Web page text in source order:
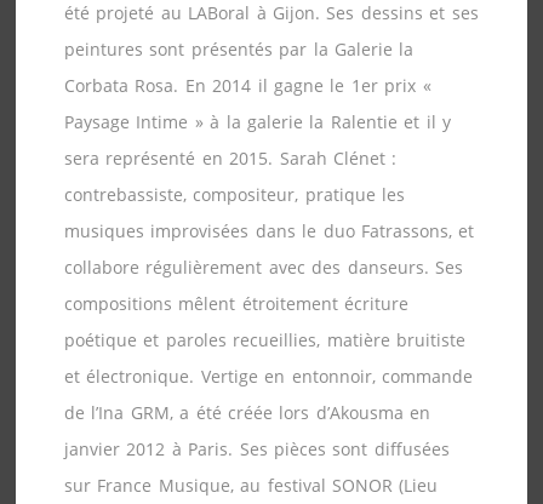
été projeté au LABoral à Gijon. Ses dessins et ses
peintures sont présentés par la Galerie la
Corbata Rosa. En 2014 il gagne le 1er prix «
Paysage Intime » à la galerie la Ralentie et il y
sera représenté en 2015. Sarah Clénet :
contrebassiste, compositeur, pratique les
musiques improvisées dans le duo Fatrassons, et
collabore régulièrement avec des danseurs. Ses
compositions mêlent étroitement écriture
poétique et paroles recueillies, matière bruitiste
et électronique. Vertige en entonnoir, commande
de l’Ina GRM, a été créée lors d’Akousma en
janvier 2012 à Paris. Ses pièces sont diffusées
sur France Musique, au festival SONOR (Lieu